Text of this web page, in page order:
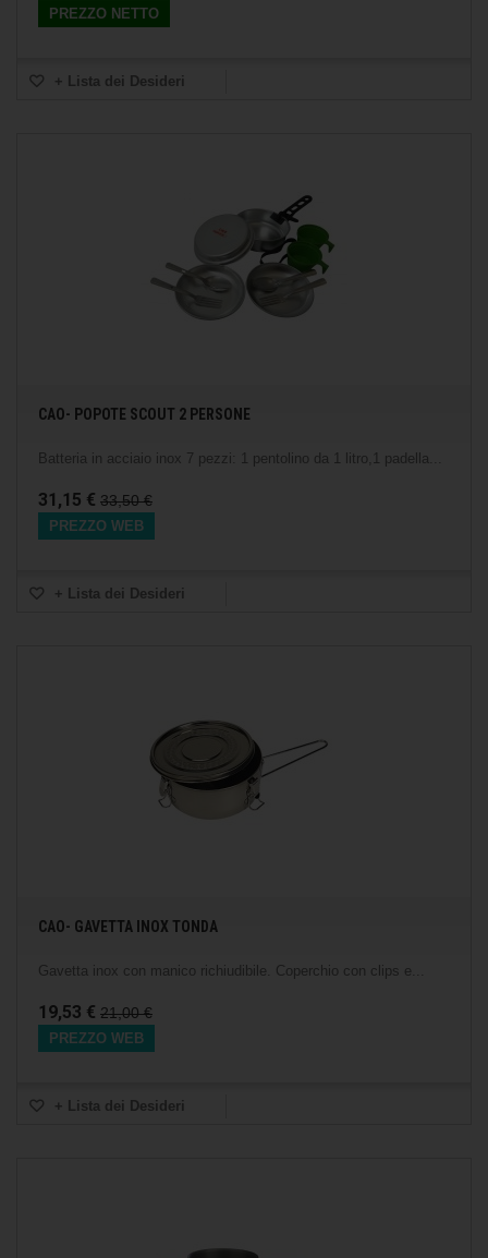
PREZZO NETTO
+ Lista dei Desideri
CAO- POPOTE SCOUT 2 PERSONE
Batteria in acciaio inox 7 pezzi: 1 pentolino da 1 litro,1 padella...
31,15 € 33,50 €
PREZZO WEB
+ Lista dei Desideri
CAO- GAVETTA INOX TONDA
Gavetta inox con manico richiudibile. Coperchio con clips e...
19,53 € 21,00 €
PREZZO WEB
+ Lista dei Desideri